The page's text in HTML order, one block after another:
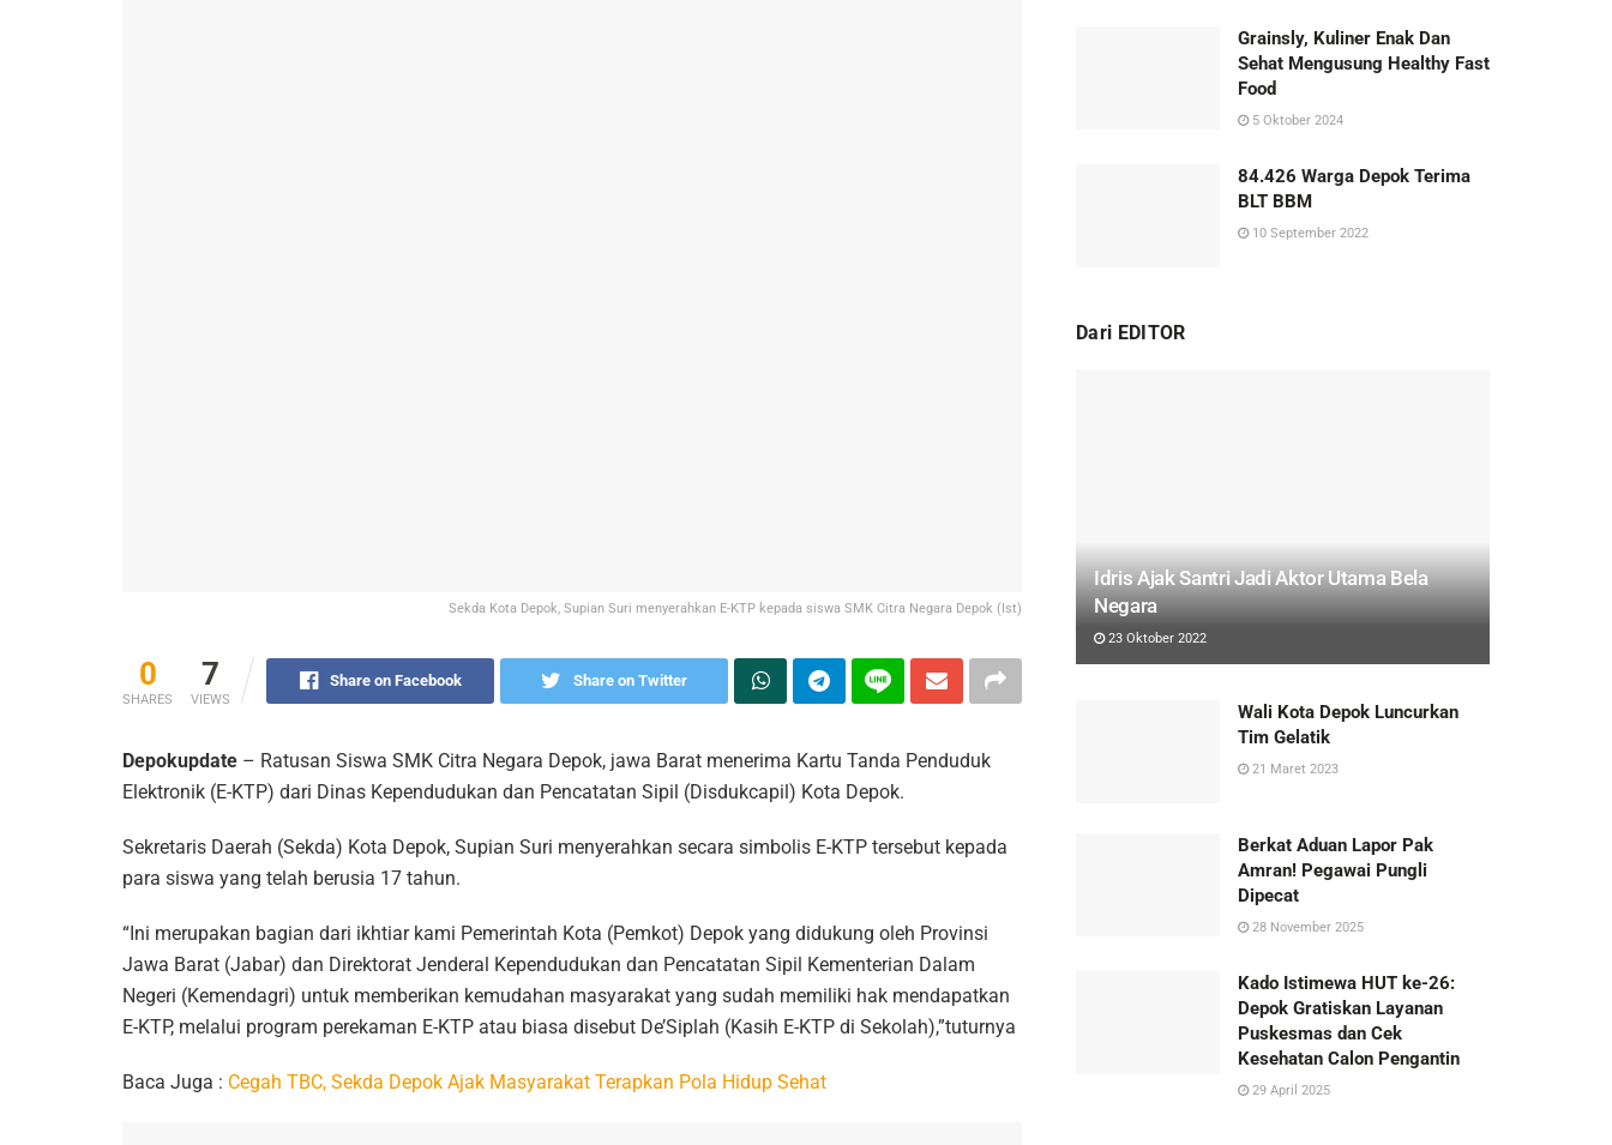
Sekda Kota Depok, Supian Suri menyerahkan E-KTP kepada siswa SMK Citra Negara Depok (Ist)
0
SHARES
7
VIEWS
Share on Facebook Share on Twitter
Depokupdate – Ratusan Siswa SMK Citra Negara Depok, jawa Barat menerima Kartu Tanda Penduduk
Elektronik (E-KTP) dari Dinas Kependudukan dan Pencatatan Sipil (Disdukcapil) Kota Depok.
Sekretaris Daerah (Sekda) Kota Depok, Supian Suri menyerahkan secara simbolis E-KTP tersebut kepada
para siswa yang telah berusia 17 tahun.
“Ini merupakan bagian dari ikhtiar kami Pemerintah Kota (Pemkot) Depok yang didukung oleh Provinsi
Jawa Barat (Jabar) dan Direktorat Jenderal Kependudukan dan Pencatatan Sipil Kementerian Dalam
Negeri (Kemendagri) untuk memberikan kemudahan masyarakat yang sudah memiliki hak mendapatkan
E-KTP, melalui program perekaman E-KTP atau biasa disebut De’Siplah (Kasih E-KTP di Sekolah),”tuturnya
Baca Juga : Cegah TBC, Sekda Depok Ajak Masyarakat Terapkan Pola Hidup Sehat
Grainsly, Kuliner Enak Dan
Sehat Mengusung Healthy Fast
Food
5 Oktober 2024
84.426 Warga Depok Terima
BLT BBM
10 September 2022
Dari EDITOR
Idris Ajak Santri Jadi Aktor Utama Bela
Negara
23 Oktober 2022
Wali Kota Depok Luncurkan
Tim Gelatik
21 Maret 2023
Berkat Aduan Lapor Pak
Amran! Pegawai Pungli
Dipecat
28 November 2025
Kado Istimewa HUT ke-26:
Depok Gratiskan Layanan
Puskesmas dan Cek
Kesehatan Calon Pengantin
29 April 2025